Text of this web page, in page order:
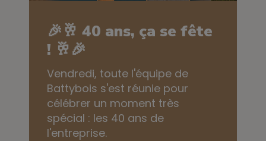
🎉🥂 40 ans, ça se fête
! 🥂🎉
Vendredi, toute l'équipe de
Battybois s'est réunie pour
célébrer un moment très
spécial : les 40 ans de
l'entreprise.